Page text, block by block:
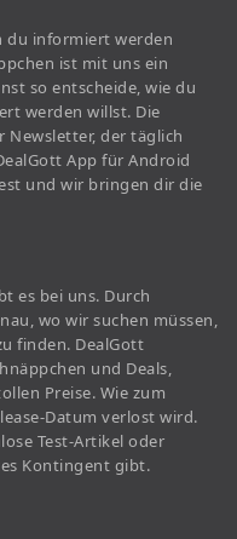
du informiert werden
ist mit uns ein
so entscheide, wie du
werden willst. Die
Newsletter, der täglich
App für Android
und wir bringen dir die
es bei uns. Durch
wo wir suchen müssen,
finden. DealGott
und Deals,
Preise. Wie zum
Datum verlost wird.
Test-Artikel oder
Kontingent gibt.